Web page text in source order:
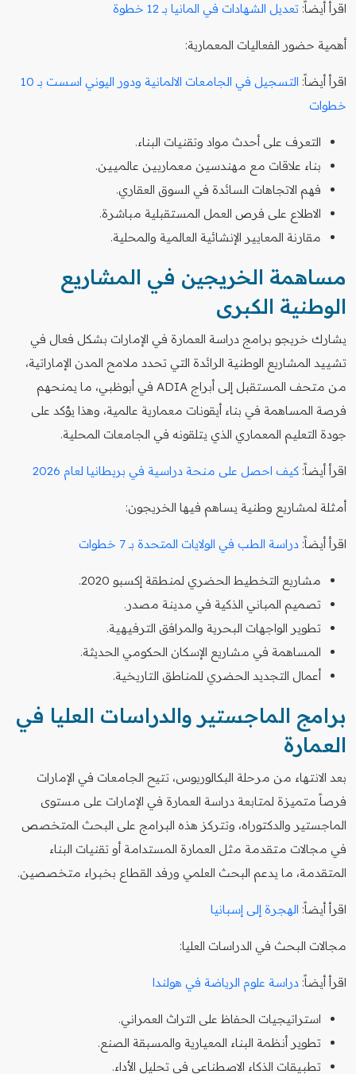
اقرأ أيضاً: تعديل الشهادات في المانيا بـ 12 خطوة
أهمية حضور الفعاليات المعمارية:
اقرأ أيضاً:
التسجيل في الجامعات الالمانية ودور اليوني اسست بـ 10
خطوات
التعرف على أحدث مواد وتقنيات البناء.
بناء علاقات مع مهندسين معماريين عالميين.
فهم الاتجاهات السائدة في السوق العقاري.
الاطلاع على فرص العمل المستقبلية مباشرة.
مقارنة المعايير الإنشائية العالمية والمحلية.
مساهمة الخريجين في المشاريع
الوطنية الكبرى
يشارك خريجو برامج دراسة العمارة في الإمارات بشكل فعال في
تشييد المشاريع الوطنية الرائدة التي تحدد ملامح المدن الإماراتية،
من متحف المستقبل إلى أبراج ADIA في أبوظبي، ما يمنحهم
فرصة المساهمة في بناء أيقونات معمارية عالمية، وهذا يؤكد على
جودة التعليم المعماري الذي يتلقونه في الجامعات المحلية.
اقرأ أيضاً: كيف احصل على منحة دراسية في بريطانيا لعام 2026
أمثلة لمشاريع وطنية يساهم فيها الخريجون:
اقرأ أيضاً: دراسة الطب في الولايات المتحدة بـ 7 خطوات
مشاريع التخطيط الحضري لمنطقة إكسبو 2020.
تصميم المباني الذكية في مدينة مصدر.
تطوير الواجهات البحرية والمرافق الترفيهية.
المساهمة في مشاريع الإسكان الحكومي الحديثة.
أعمال التجديد الحضري للمناطق التاريخية.
برامج الماجستير والدراسات العليا في
العمارة
بعد الانتهاء من مرحلة البكالوريوس، تتيح الجامعات في الإمارات
فرصاً متميزة لمتابعة دراسة العمارة في الإمارات على مستوى
الماجستير والدكتوراه، وتتركز هذه البرامج على البحث المتخصص
في مجالات متقدمة مثل العمارة المستدامة أو تقنيات البناء
المتقدمة، ما يدعم البحث العلمي ورفد القطاع بخبراء متخصصين.
اقرأ أيضاً: الهجرة إلى إسبانيا
مجالات البحث في الدراسات العليا:
اقرأ أيضاً: دراسة علوم الرياضة في هولندا
استراتيجيات الحفاظ على التراث العمراني.
تطوير أنظمة البناء المعيارية والمسبقة الصنع.
تطبيقات الذكاء الاصطناعي في تحليل الأداء.